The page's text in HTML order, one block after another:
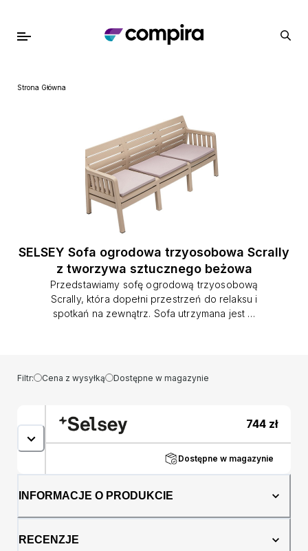
Strona Główna
SELSEY Sofa ogrodowa trzyosobowa Scrally
z tworzywa sztucznego beżowa
Przedstawiamy sofę ogrodową trzyosobową
Scrally, która dopełni przestrzeń do relaksu i
spotkań na zewnątrz. Sofa utrzymana jest w
ogrodowymi. Meble wykonane są z tworzywa
sztucznego polipropylenu, co czyni je nie
zmienne warunki atmosferyczne. Dzięki temu
możesz cieszyć się nią przez wiele sezonów.
Oprócz funkcjonalności, sofa Scrally
wyróżnia się również łatwością w utrzymaniu
czystości. Tworzywo sztuczne jest łatwe do
doskonałej kondycji przez długi czas. Stwórz
przyjemną strefę wypoczynku na świeżym
bliskich i przyjaciół. Szczegóły produktu: sofa
Filtr: Cena z wysyłką Dostępne w magazynie
744 zł
Dostępne w magazynie
INFORMACJE O PRODUKCIE
RECENZJE